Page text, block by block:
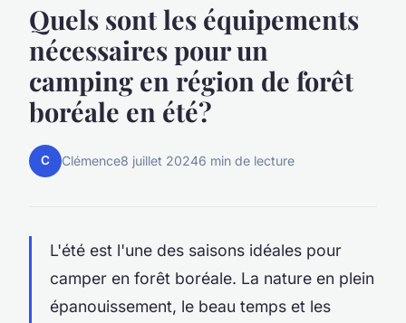
Quels sont les équipements
nécessaires pour un
camping en région de forêt
boréale en été?
C Clémence8 juillet 20246 min de lecture
L'été est l'une des saisons idéales pour
camper en forêt boréale. La nature en plein
épanouissement, le beau temps et les